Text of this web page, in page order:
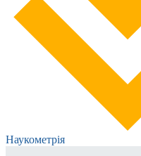
Наукометрія